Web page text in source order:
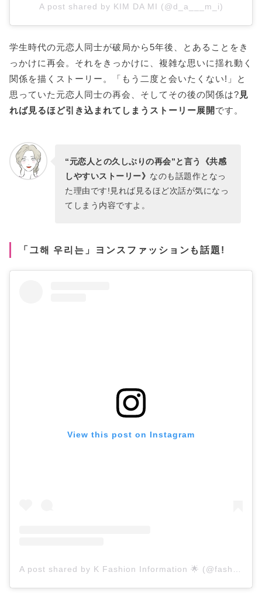
A post shared by KIM DA MI (@d_a___m_i)
学生時代の元恋人同士が破局から5年後、とあることをき
っかけに再会。それをきっかけに、複雑な思いに揺れ動く
関係を描くストーリー。「もう二度と会いたくない!」と
思っていた元恋人同士の再会、そしてその後の関係は? 見
れば見るほど引き込まれてしまうストーリー展開 です。
“元恋人との久しぶりの再会”と言う《共感
しやすいストーリー》 なのも話題作となっ
た理由です!見れば見るほど次話が気になっ
てしまう内容ですよ。
「그해 우리는」ヨンスファッションも話題!
View this post on Instagram